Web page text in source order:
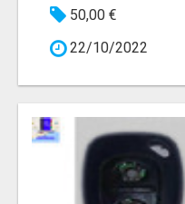
50,00 €
22/10/2022